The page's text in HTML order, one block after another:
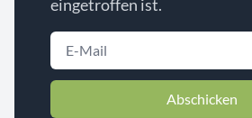
eingetroffen ist.
Abschicken